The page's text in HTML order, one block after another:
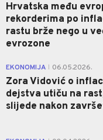
Hrvatska među
rekorderima po
rastu brže nego u
evrozone
EKONOMIJA 06.05.2026.
Zora Vidović o
dejstva utiču na
slijede nakon